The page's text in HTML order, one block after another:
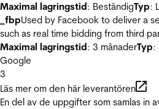
Maximal lagringstid: BeständigTyp:
_fbpUsed by Facebook to deliver a
such as real time bidding from third
Maximal lagringstid: 3 månaderTyp:
Google
3
Läs mer om den här leverantören
En del av de uppgifter som samlas in